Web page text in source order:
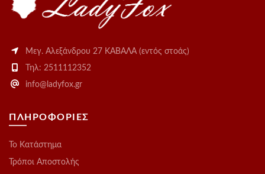
Μεγ. Αλεξάνδρου 27 ΚΑΒΑΛΑ (εντός στοάς)
Τηλ: 2511112352
info@ladyfox.gr
ΠΛΗΡΟΦΟΡΙΕΣ
Το Kατάστημα
Τρόποι Αποστολής